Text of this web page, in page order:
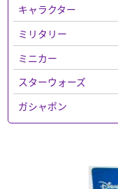
キャラクター
ミリタリー
ミニカー
スターウォーズ
ガシャポン